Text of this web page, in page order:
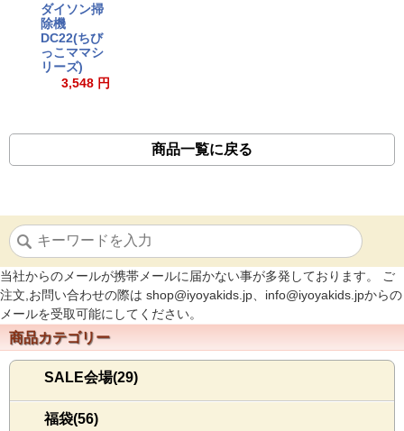
ダイソン掃
除機
DC22(ちび
っこママシ
リーズ)
3,548 円
商品一覧に戻る
当社からのメールが携帯メールに届かない事が多発しております。 ご
注文,お問い合わせの際は shop@iyoyakids.jp、info@iyoyakids.jpからの
メールを受取可能にしてください。
商品カテゴリー
SALE会場(29)
福袋(56)